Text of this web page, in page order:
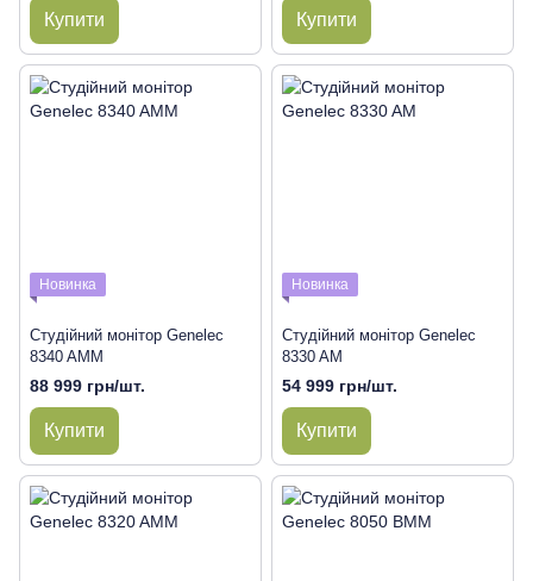
Купити Купити
Новинка
Студійний монітор Genelec
8340 AMM
88 999 грн/шт.
Купити
Новинка
Студійний монітор Genelec
8330 AM
54 999 грн/шт.
Купити